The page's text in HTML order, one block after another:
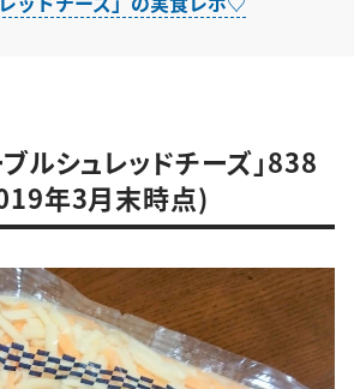
ルシュレッドチーズ」838
年3月末時点)